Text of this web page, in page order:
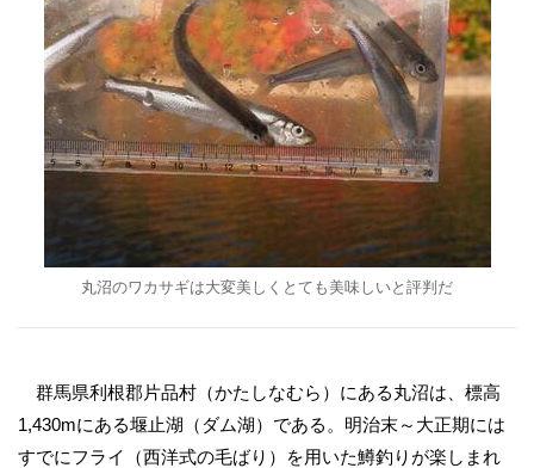
丸沼のワカサギは大変美しくとても美味しいと評判だ
群馬県利根郡片品村（かたしなむら）にある丸沼は、標高
1,430mにある堰止湖（ダム湖）である。明治末～大正期には
すでにフライ（西洋式の毛ばり）を用いた鱒釣りが楽しまれ